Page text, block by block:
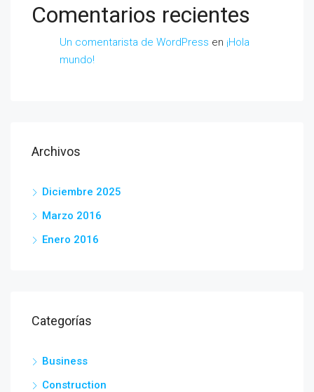
Comentarios recientes
Un comentarista de WordPress en ¡Hola
mundo!
Archivos
Diciembre 2025
Marzo 2016
Enero 2016
Categorías
Business
Construction